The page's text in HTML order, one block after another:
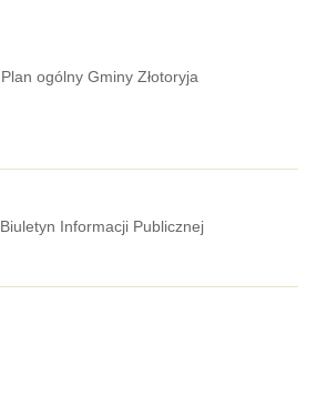
Plan ogólny Gminy Złotoryja
Biuletyn Informacji Publicznej